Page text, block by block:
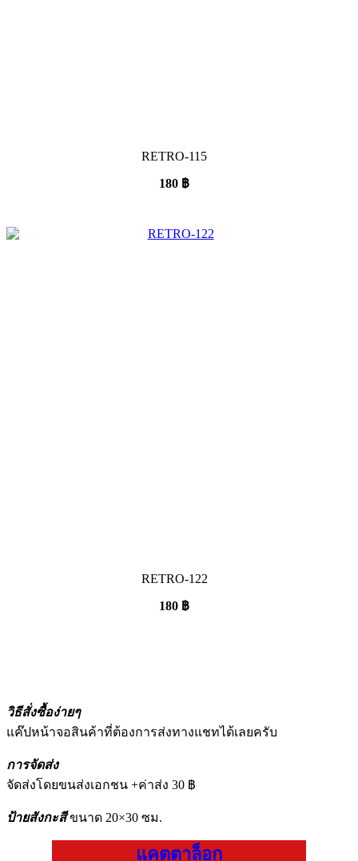
RETRO-115
180 ฿
RETRO-122
180 ฿
วิธีสั่งซื้อง่ายๆ
แค๊ปหน้าจอสินค้าที่ต้องการส่งทางแชทได้เลยครับ
การจัดส่ง
จัดส่งโดยขนส่งเอกชน +ค่าส่ง 30 ฿
ป้ายสังกะสีขนาด 20×30 ซม.
แคตตาล็อก